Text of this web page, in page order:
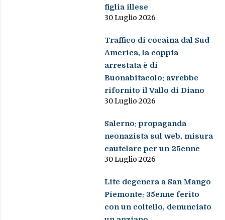
figlia illese
30 Luglio 2026
Traffico di cocaina dal Sud
America, la coppia
arrestata è di
Buonabitacolo: avrebbe
rifornito il Vallo di Diano
30 Luglio 2026
Salerno: propaganda
neonazista sul web, misura
cautelare per un 25enne
30 Luglio 2026
Lite degenera a San Mango
Piemonte: 35enne ferito
con un coltello, denunciato